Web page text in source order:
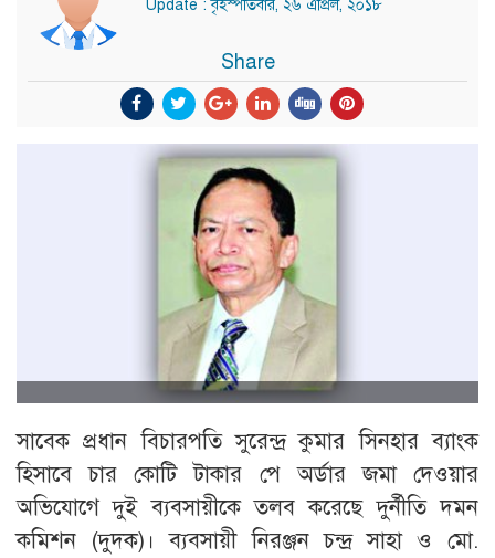
Update : বৃহস্পতিবার, ২৬ এপ্রিল, ২০১৮
Share
সাবেক প্রধান বিচারপতি সুরেন্দ্র কুমার সিনহার ব্যাংক
হিসাবে চার কোটি টাকার পে অর্ডার জমা দেওয়ার
অভিযোগে দুই ব্যবসায়ীকে তলব করেছে দুর্নীতি দমন
কমিশন (দুদক)। ব্যবসায়ী নিরঞ্জন চন্দ্র সাহা ও মো.